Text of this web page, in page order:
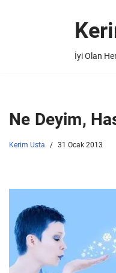
İyi Olan
Ne Deyim,
Kerim Usta 31 Ocak 2013